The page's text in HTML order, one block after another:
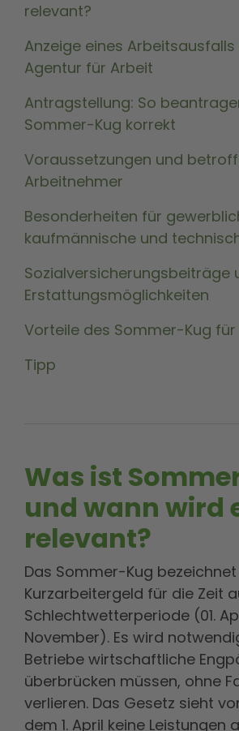
relevant?
Anzeige eines
Agentur für Arbeit
Antragstellung: So
Sommer-Kug korrekt
Voraussetzungen und
Arbeitnehmer
Besonderheiten für
kaufmännische und
Sozialversicherungsbeiträge
Erstattungsmöglichkeiten
Vorteile des Sommer-Kug
Tipp
Was ist
und wann wird
relevant?
Das Sommer-Kug bezeichnet
Kurzarbeitergeld für die Zeit
Schlechtwetterperiode (01.
November). Es wird
Betriebe wirtschaftliche
überbrücken müssen, ohne
verlieren. Das Gesetz sieht
dem 1. April keine Leistungen